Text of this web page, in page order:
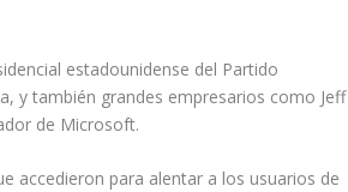
estadounidense del Partido
y también grandes empresarios como Jeff
de Microsoft.
accedieron para alentar a los usuarios de